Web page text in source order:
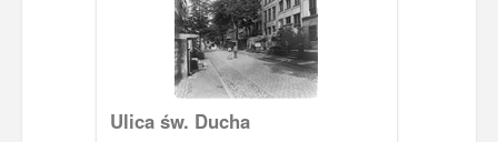
Ulica św. Ducha